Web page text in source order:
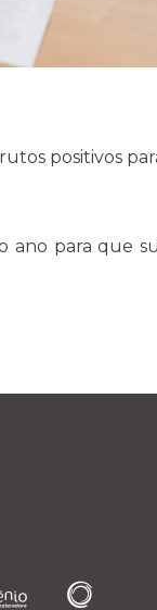
positivos
ano para que